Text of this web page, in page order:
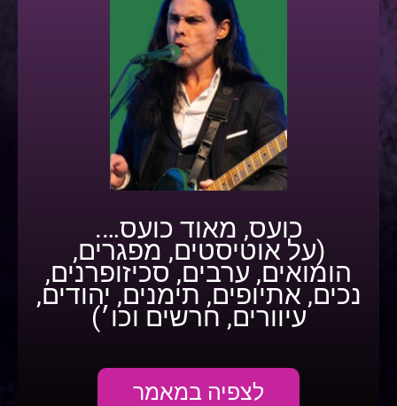
כועס, מאוד כועס….
(על אוטיסטים, מפגרים,
הומואים, ערבים, סכיזופרנים,
נכים, אתיופים, תימנים, יהודים,
עיוורים, חרשים וכו׳)
לצפיה במאמר